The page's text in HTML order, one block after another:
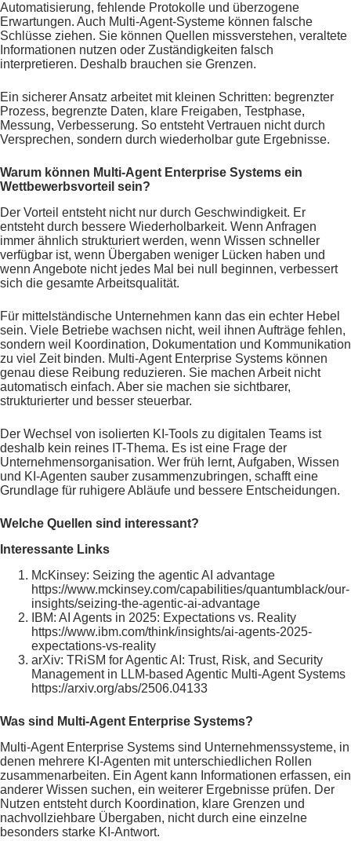
Automatisierung, fehlende Protokolle und überzogene
Erwartungen. Auch Multi-Agent-Systeme können falsche
Schlüsse ziehen. Sie können Quellen missverstehen, veraltete
Informationen nutzen oder Zuständigkeiten falsch
interpretieren. Deshalb brauchen sie Grenzen.
Ein sicherer Ansatz arbeitet mit kleinen Schritten: begrenzter
Prozess, begrenzte Daten, klare Freigaben, Testphase,
Messung, Verbesserung. So entsteht Vertrauen nicht durch
Versprechen, sondern durch wiederholbar gute Ergebnisse.
Warum können Multi-Agent Enterprise Systems ein
Wettbewerbsvorteil sein?
Der Vorteil entsteht nicht nur durch Geschwindigkeit. Er
entsteht durch bessere Wiederholbarkeit. Wenn Anfragen
immer ähnlich strukturiert werden, wenn Wissen schneller
verfügbar ist, wenn Übergaben weniger Lücken haben und
wenn Angebote nicht jedes Mal bei null beginnen, verbessert
sich die gesamte Arbeitsqualität.
Für mittelständische Unternehmen kann das ein echter Hebel
sein. Viele Betriebe wachsen nicht, weil ihnen Aufträge fehlen,
sondern weil Koordination, Dokumentation und Kommunikation
zu viel Zeit binden. Multi-Agent Enterprise Systems können
genau diese Reibung reduzieren. Sie machen Arbeit nicht
automatisch einfach. Aber sie machen sie sichtbarer,
strukturierter und besser steuerbar.
Der Wechsel von isolierten KI-Tools zu digitalen Teams ist
deshalb kein reines IT-Thema. Es ist eine Frage der
Unternehmensorganisation. Wer früh lernt, Aufgaben, Wissen
und KI-Agenten sauber zusammenzubringen, schafft eine
Grundlage für ruhigere Abläufe und bessere Entscheidungen.
Welche Quellen sind interessant?
Interessante Links
McKinsey: Seizing the agentic AI advantage
https://www.mckinsey.com/capabilities/quantumblack/our-
insights/seizing-the-agentic-ai-advantage
IBM: AI Agents in 2025: Expectations vs. Reality
https://www.ibm.com/think/insights/ai-agents-2025-
expectations-vs-reality
arXiv: TRiSM for Agentic AI: Trust, Risk, and Security
Management in LLM-based Agentic Multi-Agent Systems
https://arxiv.org/abs/2506.04133
Was sind Multi-Agent Enterprise Systems?
Multi-Agent Enterprise Systems sind Unternehmenssysteme, in
denen mehrere KI-Agenten mit unterschiedlichen Rollen
zusammenarbeiten. Ein Agent kann Informationen erfassen, ein
anderer Wissen suchen, ein weiterer Ergebnisse prüfen. Der
Nutzen entsteht durch Koordination, klare Grenzen und
nachvollziehbare Übergaben, nicht durch eine einzelne
besonders starke KI-Antwort.